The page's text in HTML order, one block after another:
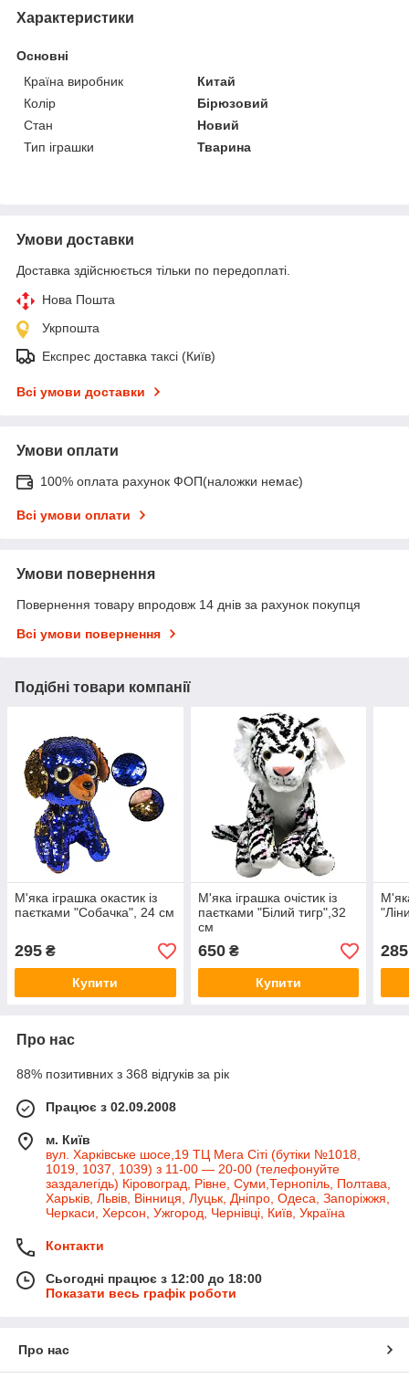
Характеристики
Основні
Країна виробник
Китай
Колір
Бірюзовий
Стан
Новий
Тип іграшки
Тварина
Умови доставки
Доставка здійснюється тільки по передоплаті.
Нова Пошта
Укрпошта
Експрес доставка таксі (Київ)
Всі умови доставки
Умови оплати
100% оплата рахунок ФОП(наложки немає)
Всі умови оплати
Умови повернення
Повернення товару впродовж 14 днів за рахунок покупця
Всі умови повернення
Подібні товари компанії
М'яка іграшка окастик із
паєтками "Собачка", 24 см
295 ₴
Купити
М'яка іграшка очістик із
паєтками "Білий тигр",32
см
650₴
Купити
285
Про нас
88% позитивних з 368 відгуків за рік
Працює з 02.09.2008
м. Київ
вул. Харківське шосе,19 ТЦ Мега Сіті (бутіки №1018,
1019, 1037, 1039) з 11-00 — 20-00 (телефонуйте
заздалегідь) Кіровоград, Рівне, Суми,Тернопіль, Полтава,
Харьків, Львів, Вінниця, Луцьк, Дніпро, Одеса, Запоріжжя,
Черкаси, Херсон, Ужгород, Чернівці, Київ, Україна
Контакти
Сьогодні працює з 12:00 до 18:00
Показати весь графік роботи
Про нас